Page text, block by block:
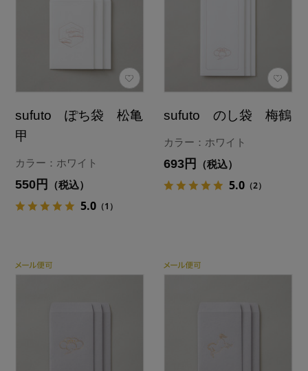
sufuto ぽち袋 松亀
甲
カラー：ホワイト
550円 （税込）
5.0 （1）
sufuto のし袋 梅鶴
カラー：ホワイト
693円 （税込）
5.0 （2）